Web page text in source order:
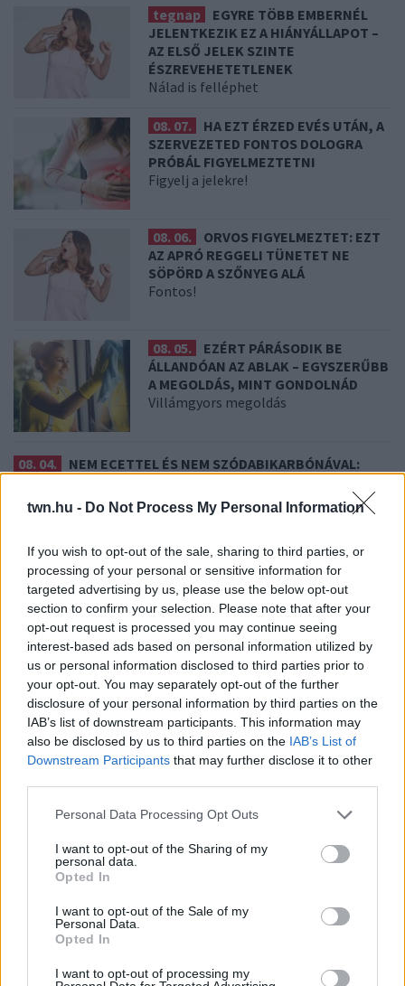
twn.hu - Do Not Process My Personal Information
If you wish to opt-out of the sale, sharing to third parties, or
processing of your personal or sensitive information for
targeted advertising by us, please use the below opt-out
section to confirm your selection. Please note that after your
opt-out request is processed you may continue seeing
interest-based ads based on personal information utilized by
us or personal information disclosed to third parties prior to
your opt-out. You may separately opt-out of the further
disclosure of your personal information by third parties on the
IAB’s list of downstream participants. This information may
also be disclosed by us to third parties on the IAB’s List of
Downstream Participants that may further disclose it to other
Please note that this website/app uses one or more Google
not limited to your visit or usage behaviour. You may click to
grant or deny consent to Google and its third-party tags to
use your data for below specified purposes in below Google
consent section.
Personal Data Processing Opt Outs
I want to opt-out of the Sharing of my
personal data.
Opted In
I want to opt-out of the Sale of my
Personal Data.
Opted In
I want to opt-out of processing my
tegnap
EGYRE TÖBB EMBERNÉL
JELENTKEZIK EZ A HIÁNYÁLLAPOT –
AZ ELSŐ JELEK SZINTE
ÉSZREVEHETETLENEK
Nálad is felléphet
08. 07.
HA EZT ÉRZED EVÉS UTÁN, A
SZERVEZETED FONTOS DOLOGRA
PRÓBÁL FIGYELMEZTETNI
Figyelj a jelekre!
08. 06.
ORVOS FIGYELMEZTET: EZT
AZ APRÓ REGGELI TÜNETET NE
SÖPÖRD A SZŐNYEG ALÁ
Fontos!
08. 05.
EZÉRT PÁRÁSODIK BE
ÁLLANDÓAN AZ ABLAK – EGYSZERŰBB
A MEGOLDÁS, MINT GONDOLNÁD
Villámgyors megoldás
08. 04.
NEM ECETTEL ÉS NEM SZÓDABIKARBÓNÁVAL:
A legjobb trükk
RENDKÍVÜL MAGAS ÉRZELMI INTELLIGENCIÁRA UTALHAT
Te szoktad?
08. 02.
SOKAN ROSSZUL TÁROLJÁK A GYÓGYSZEREIKET –
EMIATT CSÖKKENHET A HATÁSUK
Érdemes odafigyelni rá
08. 01.
EGYRE TÖBB FIATALNÁL JELENTKEZIK EZ A
VITAMINHIÁNY – ILYEN JELEKRE FIGYELJ
Erre figyelj!
24 ÓRA TOVÁBBI HÍREI
24 óra